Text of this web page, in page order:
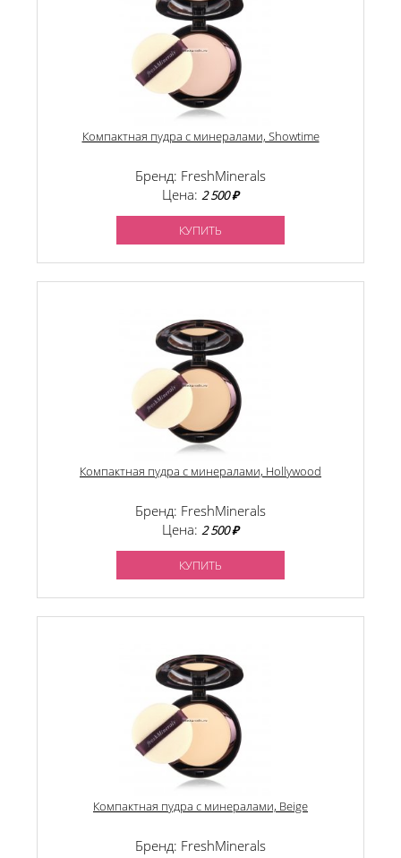
Компактная пудра с минералами, Showtime
Бренд: FreshMinerals
Цена: 2 500 ₽
КУПИТЬ
Компактная пудра с минералами, Hоllywood
Бренд: FreshMinerals
Цена: 2 500 ₽
КУПИТЬ
Компактная пудра с минералами, Beige
Бренд: FreshMinerals